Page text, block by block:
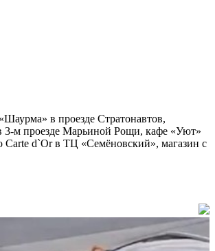
в проезде Стратонавтов,
3-м проезде Марьиной Рощи, кафе «Уют»
d`Or в ТЦ «Семёновский», магазин с